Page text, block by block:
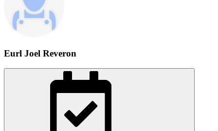
Eurl Joel Reveron